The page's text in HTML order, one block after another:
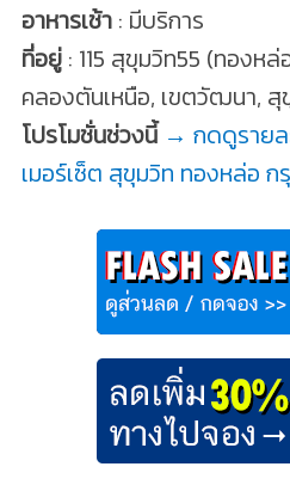
อาหารเช้า: มีบริการ
ที่อยู่: 115 สุขุมวิท55 (ทองห
คลองตันเหนือ, เขตวัฒนา, สุ
โปรโมชั่นช่วงนี้ → กดดูรายล
เมอร์เซ็ต สุขุมวิท ทองหล่อ ก